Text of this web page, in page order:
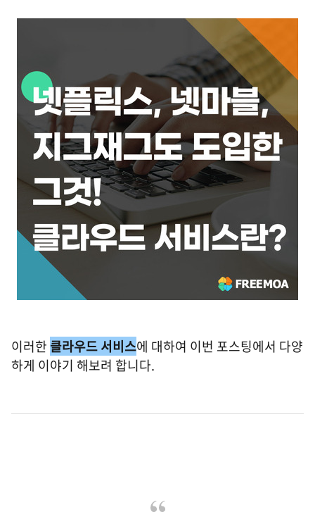
이러한 클라우드 서비스에 대하여 이번 포스팅에서 다양
하게 이야기 해보려 합니다.